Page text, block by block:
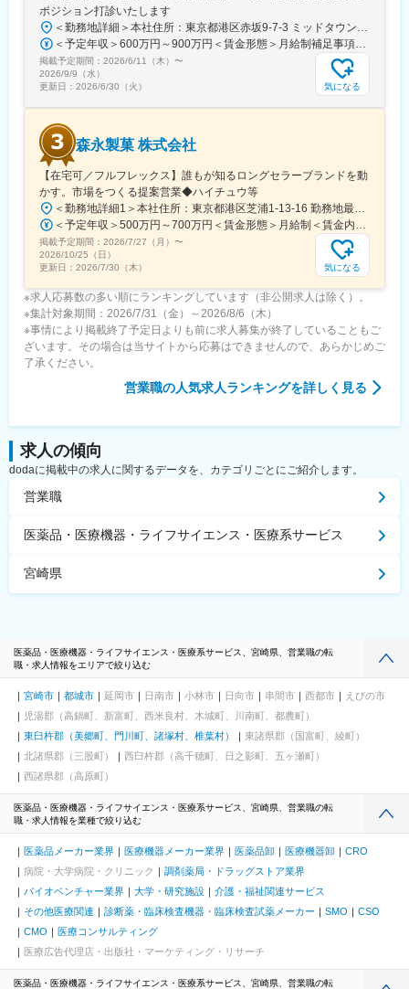
（7）近畿：大阪・京都・滋賀・奈良・和歌山・兵庫
（8）中国：岡山・広島・山口・島根・鳥取
（9）四国：香川・徳島・高知・愛媛
（10）九州：福岡・大分・宮崎・鹿児島・熊本・佐賀・長崎・沖
縄
ポジション打診いたします
＜勤務地詳細＞本社住所：東京都港区赤坂9-7-3 ミッドタウン・ウェスト勤務地最寄駅：東京メトロ日比谷線／都営大江戸線／六本木駅受動喫煙対策：敷地内全面禁煙変更の範囲：会社の定める事業所（リモートワーク含む）
＜予定年収＞600万円～900万円＜賃金形態＞月給制補足事項なし＜賃金内訳＞月額（基本給）：300,000円～500,000円＜月給＞300,000円～500,000円＜昇給有無＞有＜残業手当＞有賃金はあくまでも目安の金額であり、選考を通じて上下する可能性があります。月給(月額)は固定手当を含めた表記です。
掲載予定期間： 2026/6/11（木） 〜
2026/9/9（水）
更新日： 2026/6/30（火） 気になる
森永製菓 株式会社
【在宅可／フルフレックス】誰もが知るロングセラーブランドを動
かす。市場をつくる提案営業◆ハイチュウ等
＜勤務地詳細1＞本社住所：東京都港区芝浦1-13-16 勤務地最寄駅：JR、都営三田、都営浅草線／田町、三田駅受動喫煙対策：屋内全面禁煙＜勤務地詳細2＞中部支店住所：名古屋市東区徳川1-15-30 勤務地最寄駅：名古屋市営地下鉄桜通線／高岳駅受動喫煙対策：屋内喫煙可能場所あり＜勤務地詳細3＞関西支店住所：尼崎市上坂部1-1-1 勤務地最寄駅：JR線／塚口駅受動喫煙対策：屋内全面禁煙変更の範囲：会社の定める事業所（リモートワーク含む）
＜予定年収＞500万円～700万円＜賃金形態＞月給制＜賃金内訳＞月額（基本給）：240,000円～320,000円＜月給＞240,000円～320,000円＜昇給有無＞有＜残業手当＞有＜給与補足＞■昇給：年1回（4月）■賞与：年2回（6月、12月）賃金はあくまでも目安の金額であり、選考を通じて上下する可能性があります。月給(月額)は固定手当を含めた表記です。
掲載予定期間： 2026/7/27（月） 〜
2026/10/25（日）
更新日： 2026/7/30（木） 気になる
※求人応募数の多い順にランキングしています（非公開求人は除く）。
※集計対象期間：2026/7/31（金）～2026/8/6（木）
※事情により掲載終了予定日よりも前に求人募集が終了していることもご
ざいます。その場合は当サイトから応募はできませんので、あらかじめご
了承ください。
営業職の人気求人ランキングを詳しく見る
求人の傾向
dodaに掲載中の求人に関するデータを、カテゴリごとにご紹介します。
営業職
医薬品・医療機器・ライフサイエンス・医療系サービス
宮崎県
医薬品・医療機器・ライフサイエンス・医療系サービス、宮崎県、営業職の転
職・求人情報をエリアで絞り込む
宮崎市 都城市 延岡市 日南市 小林市 日向市 串間市 西都市
えびの市
児湯郡（高鍋町、新富町、西米良村、木城町、川南町、都農町）
東臼杵郡（美郷町、門川町、諸塚村、椎葉村）
東諸県郡（国富町、綾町）
北諸県郡（三股町）
西臼杵郡（高千穂町、日之影町、五ヶ瀬町）
西諸県郡（高原町）
医薬品・医療機器・ライフサイエンス・医療系サービス、宮崎県、営業職の転
職・求人情報を業種で絞り込む
医薬品メーカー業界 医療機器メーカー業界 医薬品卸 医療機器卸
CRO
病院・大学病院・クリニック
調剤薬局・ドラッグストア業界
バイオベンチャー業界
大学・研究施設
介護・福祉関連サービス
その他医療関連
診断薬・臨床検査機器・臨床検査試薬メーカー SMO
CSO
CMO
医療コンサルティング
医療広告代理店・出版社・マーケティング・リサーチ
医薬品・医療機器・ライフサイエンス・医療系サービス、宮崎県、営業職の転